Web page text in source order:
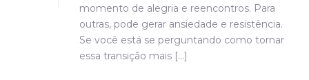
momento de alegria e reencontros. Para
outras, pode gerar ansiedade e resistência.
Se você está se perguntando como tornar
essa transição mais [...]